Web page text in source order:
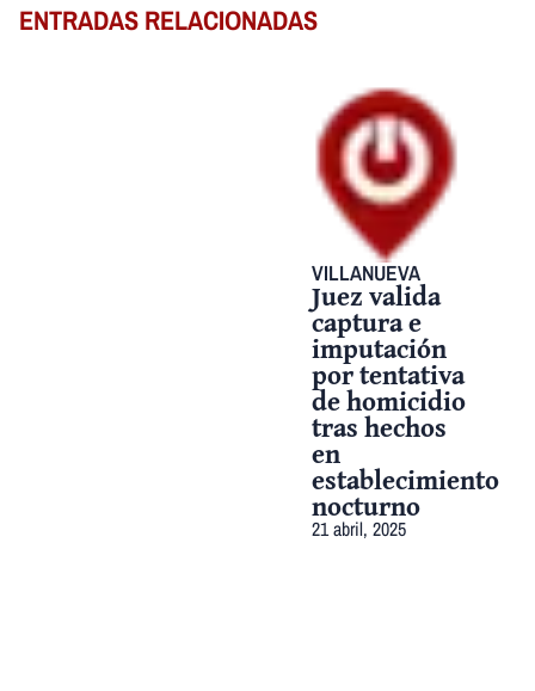
ENTRADAS RELACIONADAS
VILLANUEVA
Juez valida
captura e
imputación
por tentativa
de homicidio
tras hechos
en
establecimiento
nocturno
21 abril, 2025